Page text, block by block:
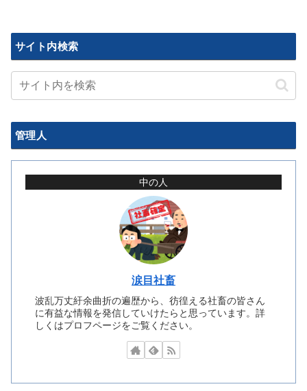
サイト内検索
管理人
中の人
涙目社畜
波乱万丈紆余曲折の遍歴から、彷徨える社畜の皆さん
に有益な情報を発信していけたらと思っています。詳
しくはプロフページをご覧ください。